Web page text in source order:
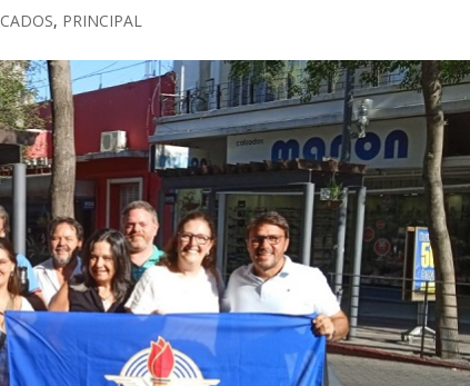
, PRINCIPAL